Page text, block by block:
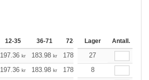
12-35 36-71 72-143 144-287
Lager Antall.
197.36 kr 183.98 kr 178.07 169.15
27
197.36 kr 183.98 kr 178.07
8